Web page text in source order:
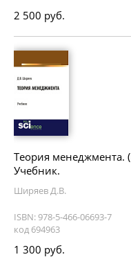
2 500 руб.
Теория менеджмента.
Учебник.
Ширяев Д.В.
ISBN: 978-5-466-06693-7
код 694963
1 300 руб.